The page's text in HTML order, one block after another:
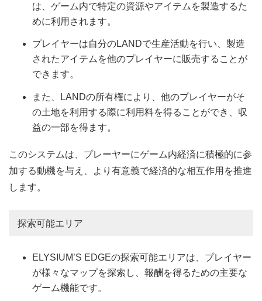
は、ゲーム内で特定の資源やアイテムを製造するた
めに利用されます。
プレイヤーは自分のLANDで生産活動を行い、製造
されたアイテムを他のプレイヤーに販売することが
できます。
また、LANDの所有権により、他のプレイヤーがそ
の土地を利用する際に利用料を得ることができ、収
益の一部を得ます。
このシステムは、プレーヤーにゲーム内経済に積極的に参
加する動機を与え、より有意義で経済的な相互作用を推進
します。
探索可能エリア
ELYSIUM’S EDGEの探索可能エリアは、プレイヤー
が様々なマップを探索し、報酬を得るための主要な
ゲーム機能です。